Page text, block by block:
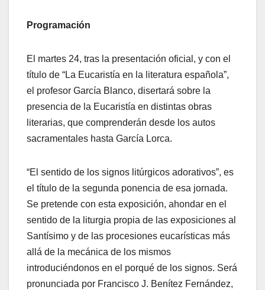
Programación
El martes 24, tras la presentación oficial, y con el
título de “La Eucaristía en la literatura española”,
el profesor García Blanco, disertará sobre la
presencia de la Eucaristía en distintas obras
literarias, que comprenderán desde los autos
sacramentales hasta García Lorca.
“El sentido de los signos litúrgicos adorativos”, es
el título de la segunda ponencia de esa jornada.
Se pretende con esta exposición, ahondar en el
sentido de la liturgia propia de las exposiciones al
Santísimo y de las procesiones eucarísticas más
allá de la mecánica de los mismos
introduciéndonos en el porqué de los signos. Será
pronunciada por Francisco J. Benítez Fernández,